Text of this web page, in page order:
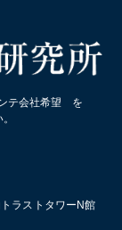
テ会社希望 を
ラストタワーN館